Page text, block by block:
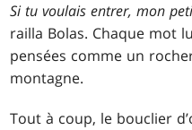
Si tu voulais entrer, mon
railla Bolas. Chaque mot
pensées comme un
montagne.
Tout à coup, le bouclier